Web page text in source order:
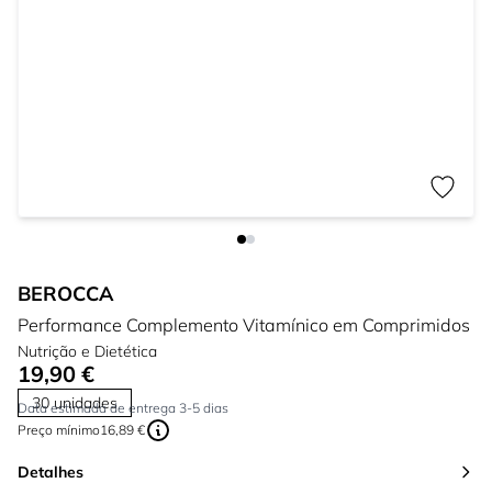
BEROCCA
Performance Complemento Vitamínico em Comprimidos
Nutrição e Dietética
19,90 €
30 unidades
Data estimada de entrega 3-5 dias
Preço mínimo16,89 €
Detalhes